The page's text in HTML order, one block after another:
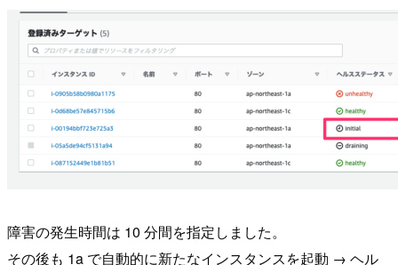
障害の発生時間は 10 分間を指定しました。
その後も 1a で自動的に新たなインスタンスを起動 → ヘル